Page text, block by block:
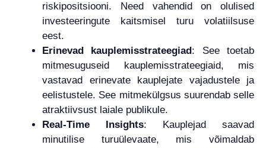
riskipositsiooni. Need vahendid on olulised
investeeringute kaitsmisel turu volatiilsuse
eest.
Erinevad kauplemisstrateegiad: See toetab
mitmesuguseid kauplemisstrateegiaid, mis
vastavad erinevate kauplejate vajadustele ja
eelistustele. See mitmekülgsus suurendab selle
atraktiivsust laiale publikule.
Real-Time Insights: Kauplejad saavad
minutilise turuülevaate, mis võimaldab